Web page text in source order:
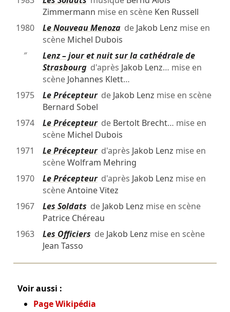
Zimmermann mise en scène Ken Russell
1980
Le Nouveau Menozade Jakob Lenz mise en
scène Michel Dubois
″
Lenz – jour et nuit sur la cathédrale de
Strasbourgd'après Jakob Lenz… mise en
scène Johannes Klett…
1975
Le Précepteurde Jakob Lenz mise en scène
Bernard Sobel
1974
Le Précepteurde Bertolt Brecht… mise en
scène Michel Dubois
1971
Le Précepteurd'après Jakob Lenz mise en
scèneWolfram Mehring
1970
Le Précepteurd'après Jakob Lenz mise en
scèneAntoine Vitez
1967
Les Soldats de Jakob Lenz mise en scène
Patrice Chéreau
1963
Les Officiers de Jakob Lenz mise en scène
Jean Tasso
Voir aussi :
Page Wikipédia